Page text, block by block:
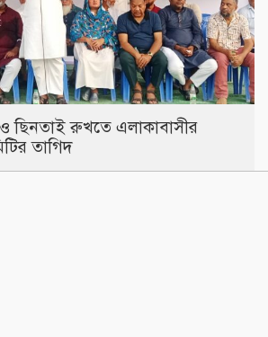
ছিনতাই রুখতে এলাকাবাসীর
তাগিদ